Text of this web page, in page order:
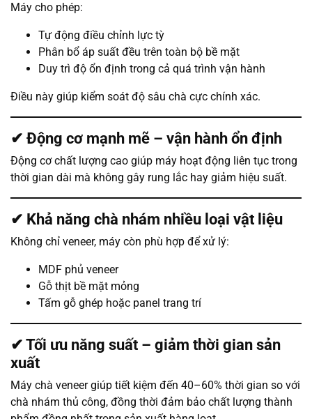
Máy cho phép:
Tự động điều chỉnh lực tỳ
Phân bổ áp suất đều trên toàn bộ bề mặt
Duy trì độ ổn định trong cả quá trình vận hành
Điều này giúp kiểm soát độ sâu chà cực chính xác.
✔ Động cơ mạnh mẽ – vận hành ổn định
Động cơ chất lượng cao giúp máy hoạt động liên tục trong
thời gian dài mà không gây rung lắc hay giảm hiệu suất.
✔ Khả năng chà nhám nhiều loại vật liệu
Không chỉ veneer, máy còn phù hợp để xử lý:
MDF phủ veneer
Gỗ thịt bề mặt mỏng
Tấm gỗ ghép hoặc panel trang trí
✔ Tối ưu năng suất – giảm thời gian sản
xuất
Máy chà veneer giúp tiết kiệm đến 40–60% thời gian so với
chà nhám thủ công, đồng thời đảm bảo chất lượng thành